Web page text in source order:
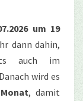
um 19
dann dahin,
auch
im
wird es
, damit